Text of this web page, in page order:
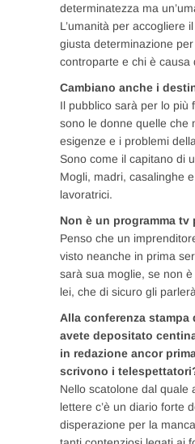
determinatezza ma
L’umanità per accogliere
giusta determinazione
controparte e chi è causa
Cambiano anche i
Il pubblico sarà per lo più
sono le donne quelle che
esigenze e i problemi
Sono come il capitano di
Mogli, madri, casalinghe
lavoratrici.
Non è un programma tv
Penso che un
visto neanche in prima
sarà sua moglie, se non
lei, che di sicuro gli
Alla conferenza stampa
avete depositato
in redazione ancor
scrivono i
Nello scatolone dal quale
lettere c’è un diario forte
disperazione per la